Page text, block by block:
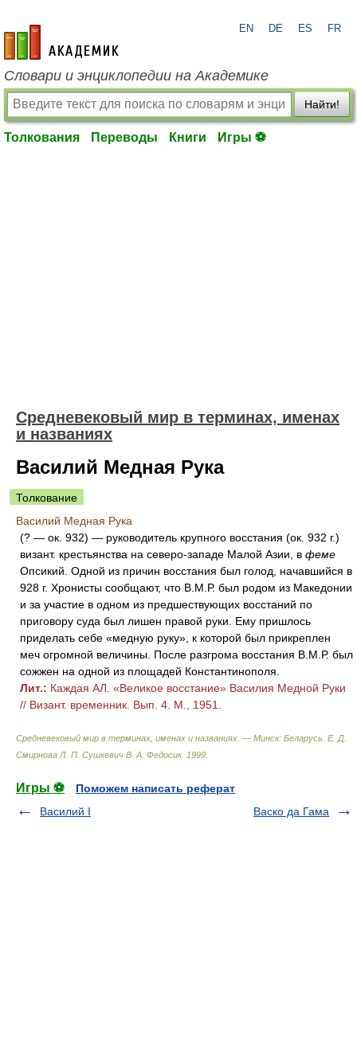
academic.ru
EN DE ES FR
Словари и энциклопедии на Академике
Найти!
Толкования Переводы Книги Игры ⚽
Средневековый мир в терминах, именах
и названиях
Василий Медная Рука
Толкование
Василий Медная Рука
(? — ок. 932) — руководитель крупного восстания (ок. 932 г.)
визант. крестьянства на северо-западе Малой Азии, в феме
Опсикий. Одной из причин восстания был голод, начавшийся в
928 г. Хронисты сообщают, что В.М.Р. был родом из Македонии
и за участие в одном из предшествующих восстаний по
приговору суда был лишен правой руки. Ему пришлось
приделать себе «медную руку», к которой был прикреплен
меч огромной величины. После разгрома восстания В.М.Р. был
сожжен на одной из площадей Константинополя.
Лит.: Каждая АЛ. «Великое восстание» Василия Медной Руки
// Визант. временник. Вып. 4. М., 1951.
Средневековый мир в терминах, именах и названиях. — Минск: Беларусь Е. Д.
Смирнова Л. П. Сушкевич В. А. Федосик. 1999
Игры ⚽
Поможем написать реферат
Василий I
Васко да Гама